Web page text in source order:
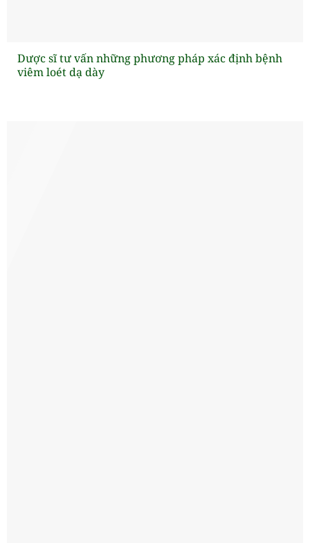
Dược sĩ tư vấn những phương pháp xác định bệnh
viêm loét dạ dày